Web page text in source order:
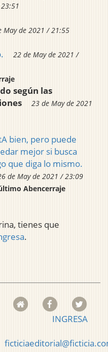
May de 2021 / 21:55
22 de May de 2021 /
según las
23 de May de 2021
bien, pero puede
mejor si busca
que diga lo mismo.
de May de 2021 / 23:09
Abencerraje
tienes que
.
INGRESA